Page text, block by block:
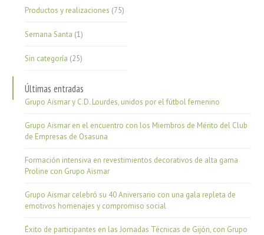
Productos y realizaciones (75)
Semana Santa (1)
Sin categoría (25)
Últimas entradas
Grupo Aismar y C.D. Lourdes, unidos por el fútbol femenino
Grupo Aismar en el encuentro con los Miembros de Mérito del Club
de Empresas de Osasuna
Formación intensiva en revestimientos decorativos de alta gama
Proline con Grupo Aismar
Grupo Aismar celebró su 40 Aniversario con una gala repleta de
emotivos homenajes y compromiso social
Éxito de participantes en las Jornadas Técnicas de Gijón, con Grupo